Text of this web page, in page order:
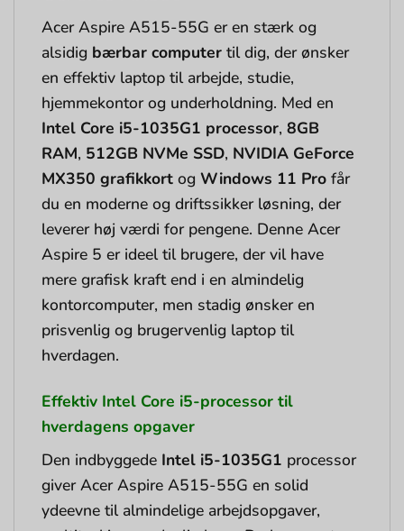
Acer Aspire A515-55G er en stærk og
alsidig bærbar computer til dig, der ønsker
en effektiv laptop til arbejde, studie,
hjemmekontor og underholdning. Med en
Intel Core i5-1035G1 processor, 8GB
RAM, 512GB NVMe SSD, NVIDIA GeForce
MX350 grafikkort og Windows 11 Pro får
du en moderne og driftssikker løsning, der
leverer høj værdi for pengene. Denne Acer
Aspire 5 er ideel til brugere, der vil have
mere grafisk kraft end i en almindelig
kontorcomputer, men stadig ønsker en
prisvenlig og brugervenlig laptop til
hverdagen.
Effektiv Intel Core i5-processor til
hverdagens opgaver
Den indbyggede Intel i5-1035G1 processor
giver Acer Aspire A515-55G en solid
ydeevne til almindelige arbejdsopgaver,